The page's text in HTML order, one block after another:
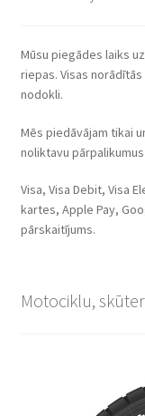
Mūsu piegādes laiks
riepas. Visas
nodokli.
Mēs piedāvājam tikai
noliktavu
Visa, Visa Debit, Visa
kartes, Apple Pay,
pārskaitījums.
Motociklu,